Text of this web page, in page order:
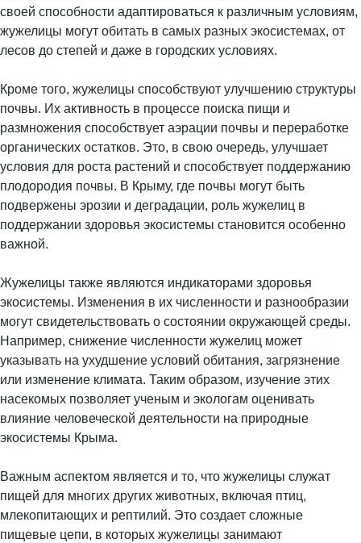
своей способности адаптироваться к различным условиям,
жужелицы могут обитать в самых разных экосистемах, от
лесов до степей и даже в городских условиях.
Кроме того, жужелицы способствуют улучшению структуры
почвы. Их активность в процессе поиска пищи и
размножения способствует аэрации почвы и переработке
органических остатков. Это, в свою очередь, улучшает
условия для роста растений и способствует поддержанию
плодородия почвы. В Крыму, где почвы могут быть
подвержены эрозии и деградации, роль жужелиц в
поддержании здоровья экосистемы становится особенно
важной.
Жужелицы также являются индикаторами здоровья
экосистемы. Изменения в их численности и разнообразии
могут свидетельствовать о состоянии окружающей среды.
Например, снижение численности жужелиц может
указывать на ухудшение условий обитания, загрязнение
или изменение климата. Таким образом, изучение этих
насекомых позволяет ученым и экологам оценивать
влияние человеческой деятельности на природные
экосистемы Крыма.
Важным аспектом является и то, что жужелицы служат
пищей для многих других животных, включая птиц,
млекопитающих и рептилий. Это создает сложные
пищевые цепи, в которых жужелицы занимают